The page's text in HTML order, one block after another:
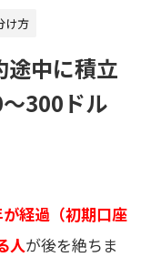
け方
途中に積立
300ドル
経過（初期口座
人が後を絶ちま